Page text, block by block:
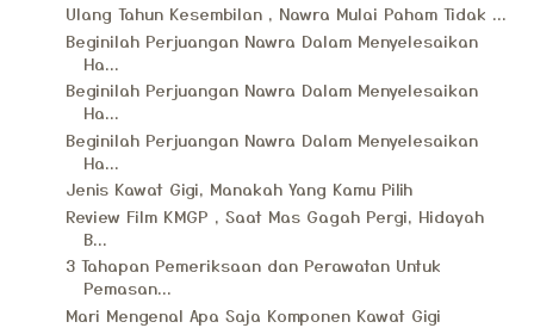
Ulang Tahun Kesembilan , Nawra Mulai Paham Tidak ...
Beginilah Perjuangan Nawra Dalam Menyelesaikan
Ha...
Beginilah Perjuangan Nawra Dalam Menyelesaikan
Ha...
Beginilah Perjuangan Nawra Dalam Menyelesaikan
Ha...
Jenis Kawat Gigi, Manakah Yang Kamu Pilih
Review Film KMGP , Saat Mas Gagah Pergi, Hidayah
B...
3 Tahapan Pemeriksaan dan Perawatan Untuk
Pemasan...
Mari Mengenal Apa Saja Komponen Kawat Gigi